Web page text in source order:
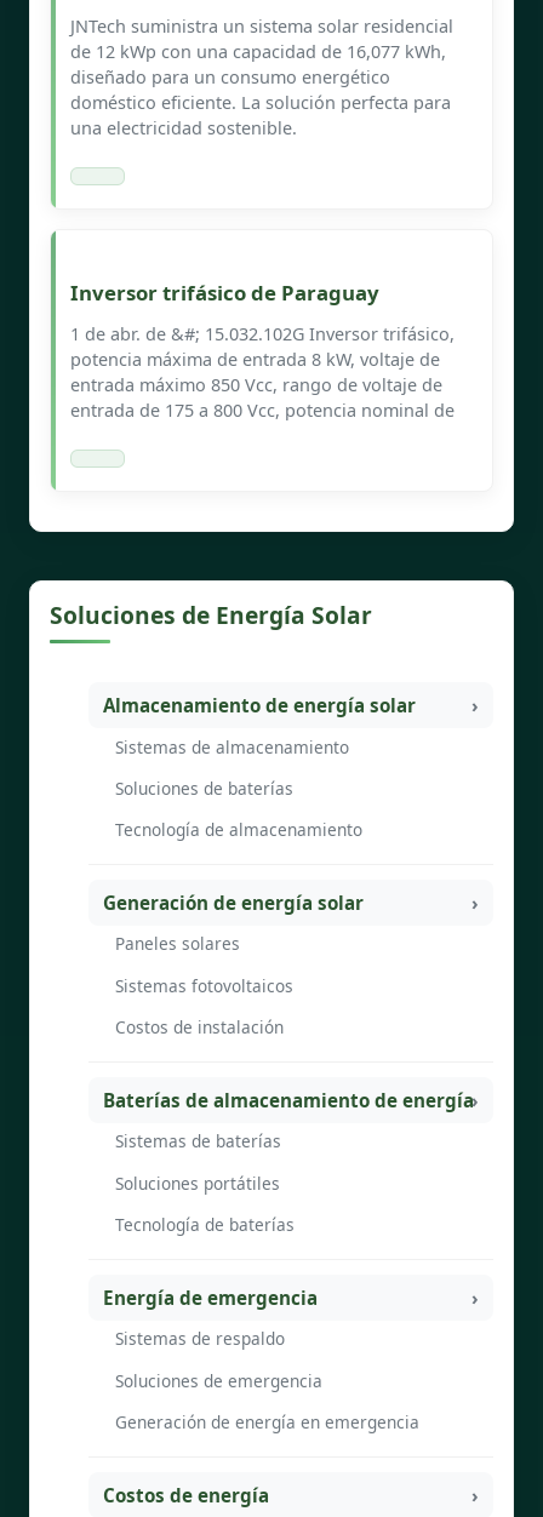
JNTech suministra un sistema solar residencial
de 12 kWp con una capacidad de 16,077 kWh,
diseñado para un consumo energético
doméstico eficiente. La solución perfecta para
una electricidad sostenible.
Inversor trifásico de Paraguay
1 de abr. de &#; 15.032.102G Inversor trifásico,
potencia máxima de entrada 8 kW, voltaje de
entrada máximo 850 Vcc, rango de voltaje de
entrada de 175 a 800 Vcc, potencia nominal de
Soluciones de Energía Solar
Almacenamiento de energía solar
Sistemas de almacenamiento
Soluciones de baterías
Tecnología de almacenamiento
Generación de energía solar
Paneles solares
Sistemas fotovoltaicos
Costos de instalación
Baterías de almacenamiento de energía
Sistemas de baterías
Soluciones portátiles
Tecnología de baterías
Energía de emergencia
Sistemas de respaldo
Soluciones de emergencia
Generación de energía en emergencia
Costos de energía